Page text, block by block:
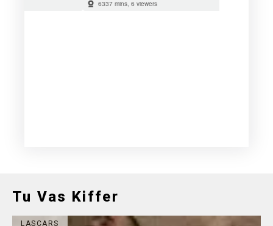
Tu Vas Kiffer
LASCARS